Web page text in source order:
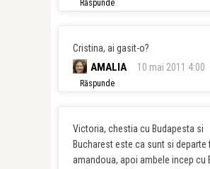
Răspunde
Cristina, ai gasit-o?
AMALIA 10 mai 2011 4:00
Răspunde
Victoria, chestia cu Budapesta si
Bucharest este ca sunt si departe
amandoua, apoi ambele incep cu